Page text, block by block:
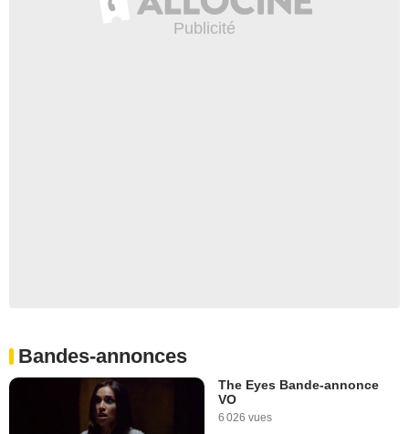
Bandes-annonces
The Eyes Bande-annonce
VO
6 026 vues